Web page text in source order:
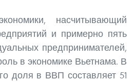
насчитывающий
и примерно пять
предпринимателей,
в экономике Вьетнама. В
доля в ВВП составляет 51